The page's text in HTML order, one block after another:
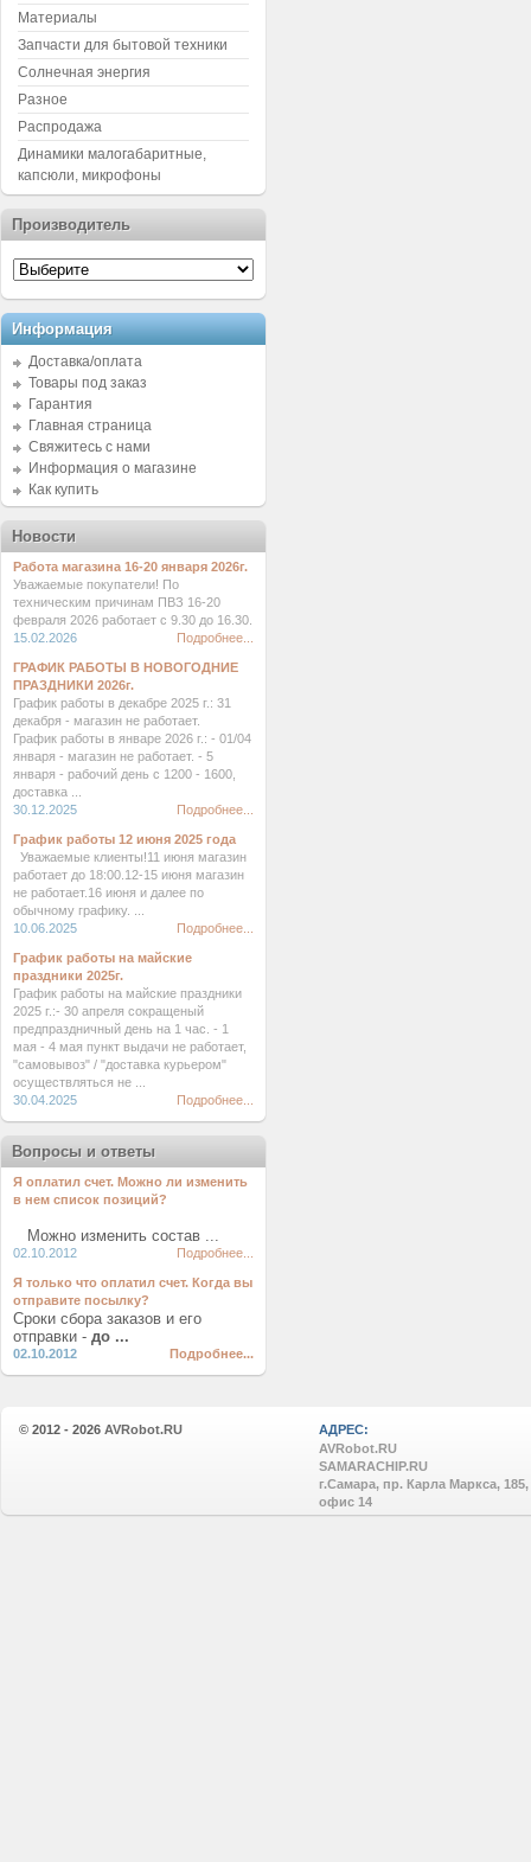
Материалы
Запчасти для бытовой техники
Солнечная энергия
Разное
Распродажа
Динамики малогабаритные,
капсюли, микрофоны
Производитель
Информация
Доставка/оплата
Товары под заказ
Гарантия
Главная страница
Свяжитесь с нами
Информация о магазине
Как купить
Новости
Работа магазина 16-20 января 2026г.
Уважаемые покупатели! По
техническим причинам ПВЗ 16-20
февраля 2026 работает с 9.30 до 16.30.
15.02.2026
Подробнее...
ГРАФИК РАБОТЫ В НОВОГОДНИЕ
ПРАЗДНИКИ 2026г.
График работы в декабре 2025 г.: 31
декабря - магазин не работает.
График работы в январе 2026 г.: - 01/04
января - магазин не работает. - 5
января - рабочий день с 1200 - 1600,
доставка ...
30.12.2025
Подробнее...
График работы 12 июня 2025 года
Уважаемые клиенты!11 июня магазин
работает до 18:00.12-15 июня магазин
не работает.16 июня и далее по
обычному графику. ...
10.06.2025
Подробнее...
График работы на майские
праздники 2025г.
График работы на майские праздники
2025 г.:- 30 апреля сокращеный
предпраздничный день на 1 час. - 1
мая - 4 мая пункт выдачи не работает,
"самовывоз" / "доставка курьером"
осуществляться не ...
30.04.2025
Подробнее...
Вопросы и ответы
Я оплатил счет. Можно ли изменить
в нем список позиций?
Можно изменить состав ...
02.10.2012 Подробнее...
Я только что оплатил счет. Когда вы
отправите посылку?
Сроки сбора заказов и его
отправки - до ...
02.10.2012 Подробнее...
© 2012 - 2026 AVRobot.RU
АДРЕС:
AVRobot.RU
SAMARACHIP.RU
г.Самара, пр. Карла Маркса, 185,
офис 14